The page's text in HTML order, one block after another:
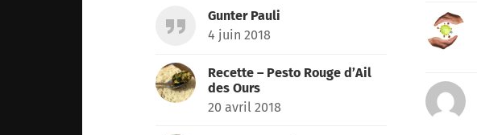
Gunter Pauli
4 juin 2018
Recette – Pesto Rouge d’Ail
des Ours
20 avril 2018